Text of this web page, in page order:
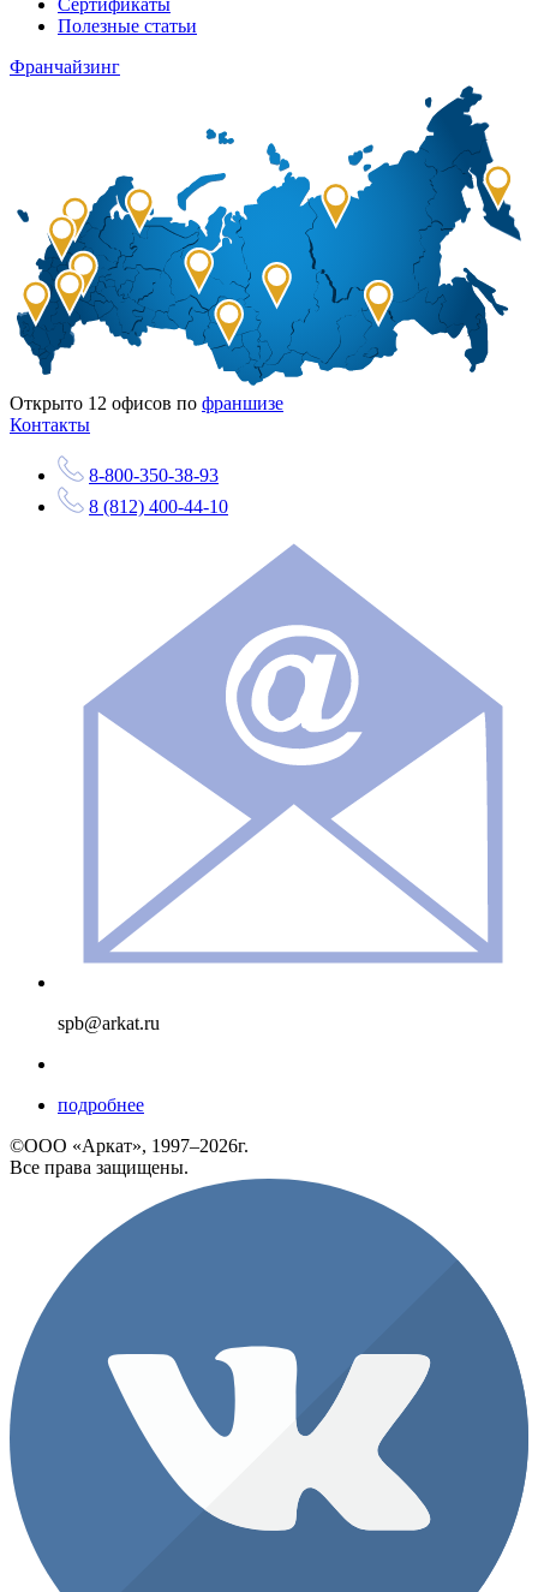
Сертификаты
Полезные статьи
Франчайзинг
Открыто 12 офисов по франшизе
Контакты
8-800-350-38-93
8 (812) 400-44-10
spb@arkat.ru
подробнее
©ООО «Аркат», 1997–2026г.
Все права защищены.